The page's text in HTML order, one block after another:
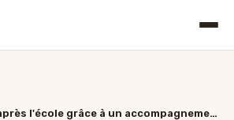
Comment réussir après l'école grâce à un accompagnement efficace